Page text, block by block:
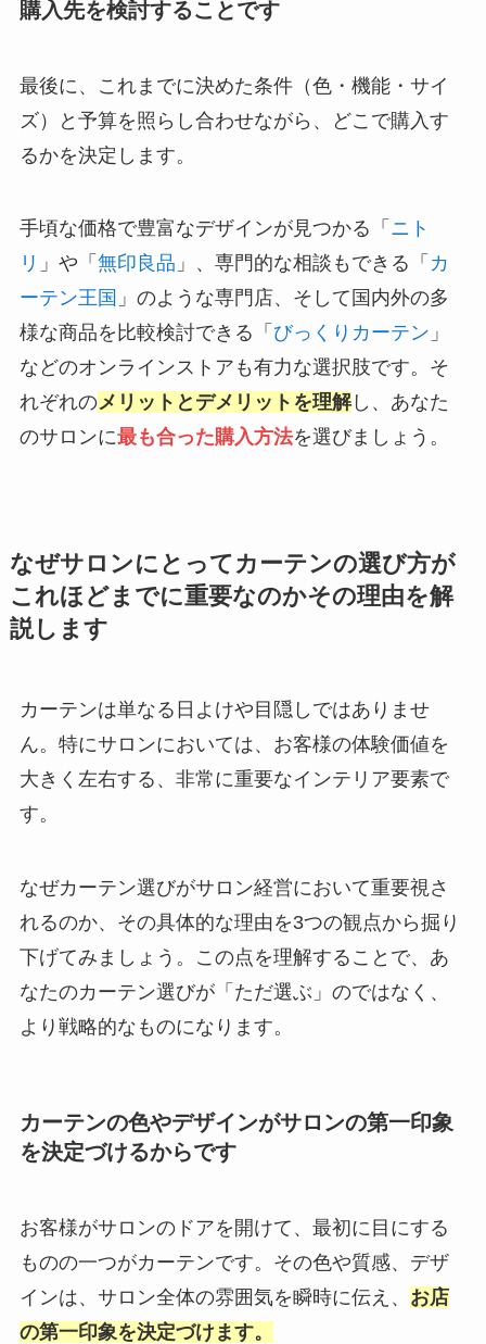
購入先を検討することです
最後に、これまでに決めた条件（色・機能・サイ
ズ）と予算を照らし合わせながら、どこで購入す
るかを決定します。
手頃な価格で豊富なデザインが見つかる「 ニト
リ 」や「 無印良品 」、専門的な相談もできる「 カ
ーテン王国 」のような専門店、そして国内外の多
様な商品を比較検討できる「 びっくりカーテン 」
などのオンラインストアも有力な選択肢です。そ
れぞれのメリットとデメリットを理解し、あなた
のサロンに最も合った購入方法を選びましょう。
なぜサロンにとってカーテンの選び方が
これほどまでに重要なのかその理由を解
説します
カーテンは単なる日よけや目隠しではありませ
ん。特にサロンにおいては、お客様の体験価値を
大きく左右する、非常に重要なインテリア要素で
す。
なぜカーテン選びがサロン経営において重要視さ
れるのか、その具体的な理由を3つの観点から掘り
下げてみましょう。この点を理解することで、あ
なたのカーテン選びが「ただ選ぶ」のではなく、
より戦略的なものになります。
カーテンの色やデザインがサロンの第一印象
を決定づけるからです
お客様がサロンのドアを開けて、最初に目にする
ものの一つがカーテンです。その色や質感、デザ
インは、サロン全体の雰囲気を瞬時に伝え、 お店
の第一印象を決定づけます。